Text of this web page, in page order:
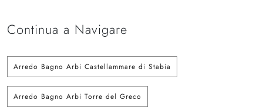
Continua a Navigare
Arredo Bagno Arbi Castellammare di Stabia
Arredo Bagno Arbi Torre del Greco